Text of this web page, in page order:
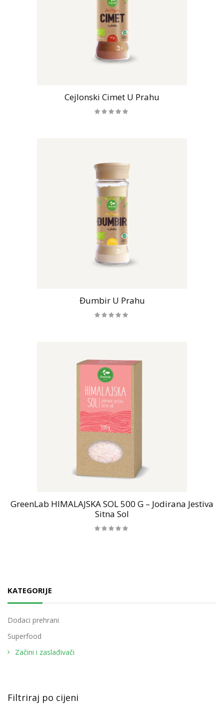
KATEGORIJE
Dodaci prehrani
Superfood
Začini i zaslađivači
Filtriraj po cijeni
Cejlonski Cimet U Prahu
Đumbir U Prahu
GreenLab HIMALAJSKA SOL 500 G – Jodirana Jestiva
Sitna Sol